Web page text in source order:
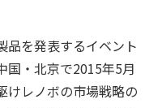
を発表するイベント
国・北京で2015年5月
けレノボの市場戦略の